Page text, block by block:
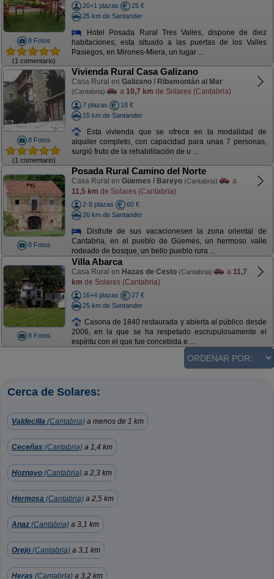
8 Fotos
(1 comentario)
20+1 plazas
25 €
25 km de Santander
Hotel Posada Rural Tres Valles, dispone de diez
habitaciones, esta situado a las puertas de los Valles
Pasiegos, en Mirones-Miera, un lugar ...
8 Fotos
(1 comentario)
Vivienda Rural Casa Galizano
Casa Rural en Galizano / Ribamontán al Mar
(Cantabria) a 10,7 km de Solares (Cantabria)
7 plazas
18 €
15 km de Santander
Esta vivienda que se ofrece en la modalidad de
alquiler completo, con capacidad para unas 7 personas,
surgió fruto de la rehabilitación de u ...
8 Fotos
Posada Rural Camino del Norte
Casa Rural en Güemes / Bareyo (Cantabria)
a
11,5 km de Solares (Cantabria)
2-8 plazas
60 €
26 km de Santander
Disfrute de sus vacacionesen la zona oriental de
Cantabria, en el pueblo de Güemes, un hermoso valle
rodeado de bosque, un bello pueblo rura ...
8 Fotos
Villa Abarca
Casa Rural en Hazas de Cesto (Cantabria) a 11,7
km de Solares (Cantabria)
16+4 plazas
27 €
25 km de Santander
Casona de 1840 restaurada y abierta al público desde
2006, en la que se ha respetado escrupulosamente el
espíritu con el que fue concebida e ...
Cerca de Solares:
Valdecilla (Cantabria) a menos de 1 km
Ceceñas (Cantabria) a 1,4 km
Hoznayo (Cantabria) a 2,3 km
Hermosa (Cantabria) a 2,5 km
Anaz (Cantabria) a 3,1 km
Orejo (Cantabria) a 3,1 km
Heras (Cantabria) a 3,2 km